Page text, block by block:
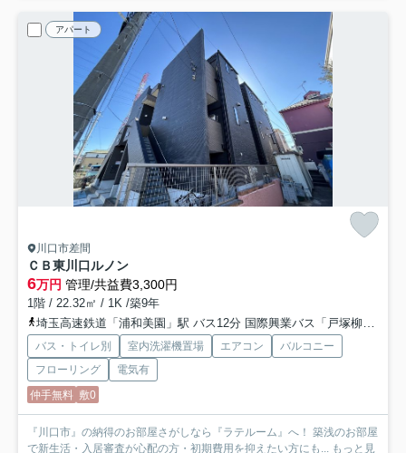
アパート
川口市差間
ＣＢ東川口ルノン
6万円 管理/共益費3,300円
1階 / 22.32㎡ / 1K /築9年
埼玉高速鉄道「浦和美園」駅 バス12分 国際興業バス「戸塚柳」 停歩18分
バス・トイレ別 室内洗濯機置場 エアコン
バルコニー
フローリング
電気有
仲手無料 敷0
『川口市』の納得のお部屋さがしなら『ラテルーム』へ！ 築浅のお部屋
で新生活・入居審査が心配の方・初期費用を抑えたい方にも... もっと見